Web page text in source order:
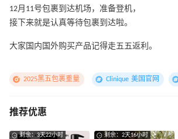
12月11号包裹到达机场，准备登机，
接下来就是认真等待包裹到达啦。
大家国内国外购买产品记得走五五返利。
2025黑五包裹重量 Clinique 美国官网
推荐优惠
剩余：3天22小时 剩余：2天16小时